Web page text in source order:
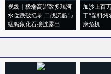
视线｜极端高温致多瑙河
水位跌破纪录 二战沉船与
猛犸象化石接连露出
加沙上百
于“塑料烤
康危机